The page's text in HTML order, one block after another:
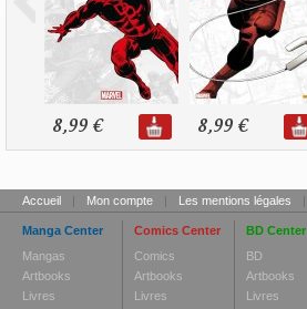
8,99 € 8,99 €
Accueil | Mon compte | Les mentions légales |
Manga Center
Mangas
Artbooks
Livres
Comics Center
Comics
Artbooks
Livres
BD Center
BD
Artbooks
Livres